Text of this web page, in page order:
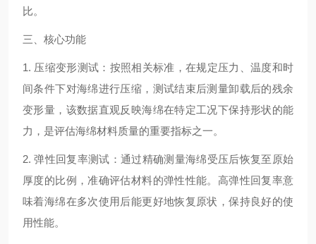
比。
三、核心功能
1. 压缩变形测试：按照相关标准，在规定压力、温度和时
间条件下对海绵进行压缩，测试结束后测量卸载后的残余
变形量，该数据直观反映海绵在特定工况下保持形状的能
力，是评估海绵材料质量的重要指标之一。
2. 弹性回复率测试：通过精确测量海绵受压后恢复至原始
厚度的比例，准确评估材料的弹性性能。高弹性回复率意
味着海绵在多次使用后能更好地恢复原状，保持良好的使
用性能。